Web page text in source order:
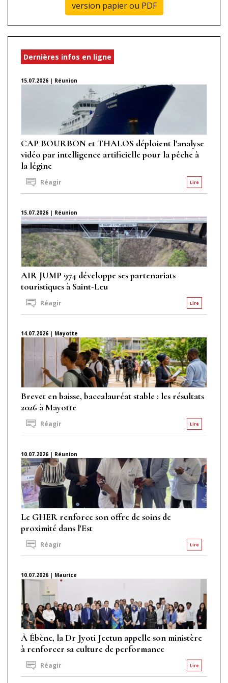
version papier ou PDF
Dernières infos en ligne
15.07.2026 | Réunion
CAP BOURBON et THALOS déploient l'analyse
vidéo par intelligence artificielle pour la pêche à
la légine
Lire
Réagir
15.07.2026 | Réunion
AIR JUMP 974 développe ses partenariats
touristiques à Saint-Leu
Lire
Réagir
14.07.2026 | Mayotte
Brevet en baisse, baccalauréat stable : les résultats
2026 à Mayotte
Lire
Réagir
10.07.2026 | Réunion
Le GHER renforce son offre de soins de
proximité dans l'Est
Lire
Réagir
10.07.2026 | Maurice
À Ébène, la Dr Jyoti Jeetun appelle son ministère
à renforcer sa culture de performance
Lire
Réagir